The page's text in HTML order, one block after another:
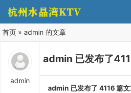
首页 » admin 的文章
admin
admin 已发布了
admin 已发布了 4116 篇文